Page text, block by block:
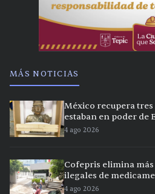
MÁS NOTICIAS
México recupera tres
estaban en poder de
4 ago 2026
Cofepris elimina más
ilegales de
4 ago 2026